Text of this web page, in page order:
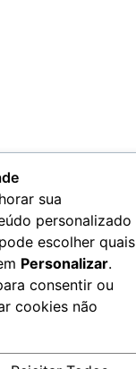
sua
personalizado
escolher quais
Personalizar.
consentir ou
cookies não